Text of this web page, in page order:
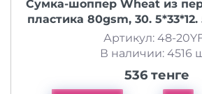
Сумка-шоппер Wheat из
пластика 80gsm, 30.
Артикул: 48-
В наличии: 4516
536 тенге